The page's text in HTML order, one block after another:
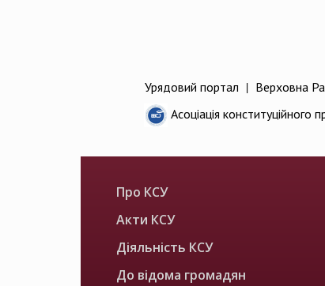
Урядовий портал | Верховна
Асоціація конституційного
Про КСУ
Акти КСУ
Діяльність КСУ
До відома громадян